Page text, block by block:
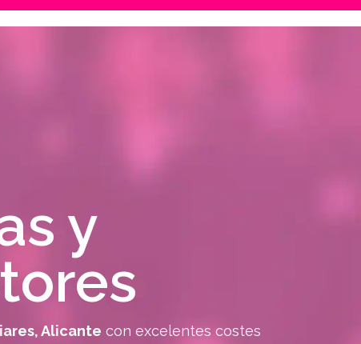
y
Alicante con excelentes costes